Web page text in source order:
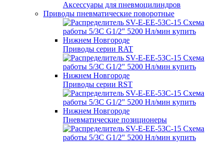
Аксессуары для пневмоцилиндров
Приводы пневматические поворотные
Приводы серии RAT
Приводы серии RST
Пневматические позиционеры